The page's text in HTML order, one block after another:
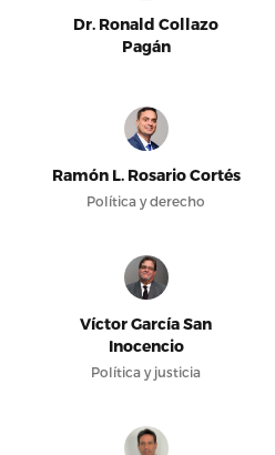
Dr. Ronald Collazo
Pagán
Ramón L. Rosario Cortés
Política y derecho
Víctor García San
Inocencio
Política y justicia